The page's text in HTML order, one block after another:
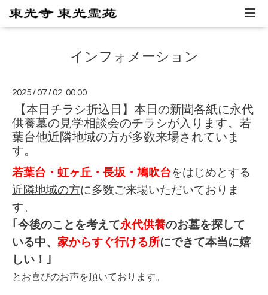
インフォメーション
2025 /07 /02 00:00
【本日チラシ折込日】本日の新聞各紙に永代
供養墓の見学相談会のチラシが入ります。若
葉台他近隣地域の方が多数来場されていま
す。
若葉台・虹ヶ丘・長坂・鳩吹台をはじめとする
近隣地域の方に多数ご来場いただいておりま
す。
｢今後のことを考えて永代供養のお墓を探して
いる中、 家からすぐ行ける所にできて本当に嬉
しい！｣
とお喜びのお声を頂いております。